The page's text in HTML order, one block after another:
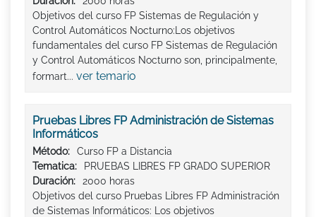
Objetivos del curso FP Sistemas de Regulación y
Control Automáticos Nocturno:Los objetivos
fundamentales del curso FP Sistemas de Regulación
y Control Automáticos Nocturno son, principalmente,
formart... ver temario
Pruebas Libres FP Administración de Sistemas
Informáticos
Método:
Curso FP a Distancia
Tematica:
PRUEBAS LIBRES FP GRADO SUPERIOR
Duración:
2000 horas
Objetivos del curso Pruebas Libres FP Administración
de Sistemas Informáticos: Los objetivos